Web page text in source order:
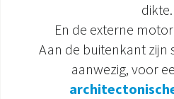
dikte.
En de externe
Aan de buitenkant zijn
aanwezig, voor